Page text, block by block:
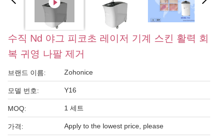
수직 Nd 야그 피코초 레이저 기계 스킨 활력 회
복 귀영 나팔 제거
브랜드 이름: Zohonice
모델 번호: Y16
MOQ: 1 세트
가격: Apply to the lowest price, please